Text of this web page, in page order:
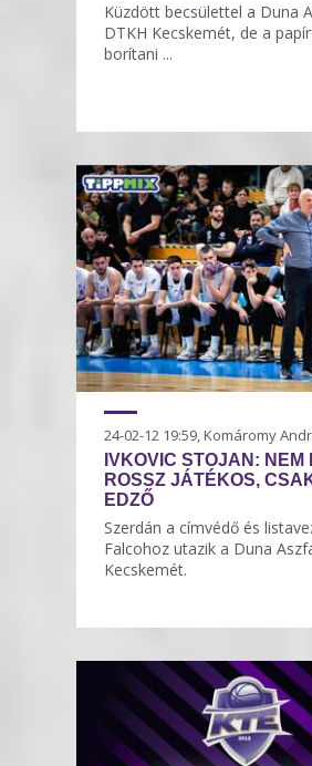
Küzdött becsülettel a Duna
DTKH Kecskemét, de a
borítani ...
24-02-12 19:59, Komáromy
IVKOVIC STOJAN: NEM
ROSSZ JÁTÉKOS,
EDZŐ
Szerdán a címvédő és
Falcohoz utazik a Duna
Kecskemét.